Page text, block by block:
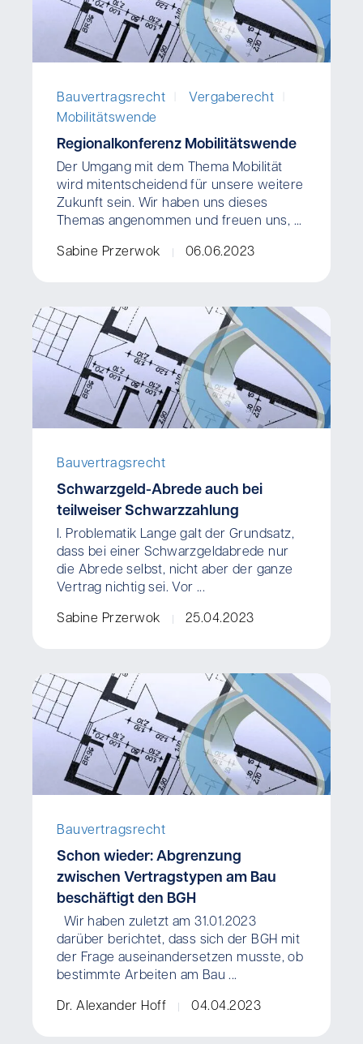
Bauvertragsrecht Vergaberecht
Mobilitätswende
Regionalkonferenz Mobilitätswende
Der Umgang mit dem Thema Mobilität
wird mitentscheidend für unsere weitere
Zukunft sein. Wir haben uns dieses
Themas angenommen und freuen uns, ...
Sabine Przerwok 06.06.2023
Bauvertragsrecht
Schwarzgeld-Abrede auch bei
teilweiser Schwarzzahlung
I. Problematik Lange galt der Grundsatz,
dass bei einer Schwarzgeldabrede nur
die Abrede selbst, nicht aber der ganze
Vertrag nichtig sei. Vor ...
Sabine Przerwok 25.04.2023
Bauvertragsrecht
Schon wieder: Abgrenzung
zwischen Vertragstypen am Bau
beschäftigt den BGH
Wir haben zuletzt am 31.01.2023
darüber berichtet, dass sich der BGH mit
der Frage auseinandersetzen musste, ob
bestimmte Arbeiten am Bau ...
Dr. Alexander Hoff 04.04.2023